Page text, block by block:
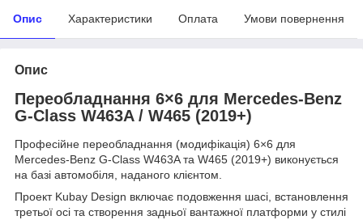
Опис Характеристики Оплата Умови повернення
Опис
Переобладнання 6×6 для Mercedes-Benz
G-Class W463A / W465 (2019+)
Професійне переобладнання (модифікація) 6×6 для
Mercedes-Benz G-Class W463A та W465 (2019+) виконується
на базі автомобіля, наданого клієнтом.
Проект Kubay Design включає подовження шасі, встановлення
третьої осі та створення задньої вантажної платформи у стилі